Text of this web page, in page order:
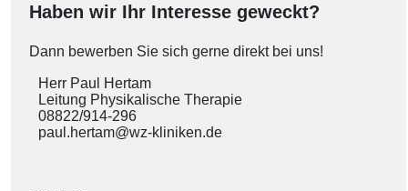
Haben wir Ihr Interesse geweckt?
Dann bewerben Sie sich gerne direkt bei uns!
Herr Paul Hertam
Leitung Physikalische Therapie
08822/914-296
paul.hertam@wz-kliniken.de